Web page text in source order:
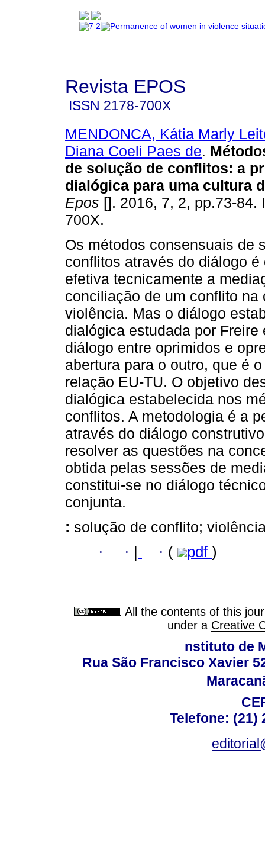
Revista EPOS
ISSN 2178-700X
MENDONCA, Kátia Marly
Diana Coeli Paes de.
de solução de conflitos: a
dialógica para uma cultura
Epos []. 2016, 7, 2, pp.73-84.
700X.
Os métodos consensuais de
conflitos através do diálogo é
efetiva tecnicamente a
conciliação de um conflito
violência. Mas o diálogo
dialógica estudada por
diálogo entre oprimidos e
abertura para o outro, que é
relação EU-TU. O objetivo
dialógica estabelecida nos
conflitos. A metodologia é a
através do diálogo
resolver as questões na
obtida pelas sessões de
constitui-se no diálogo
conjunta.
: solução de conflito;
· · · ( pdf )
All the contents of this
under a Creative
nstituto de
Rua São Francisco Xavier
Telefone: (21)